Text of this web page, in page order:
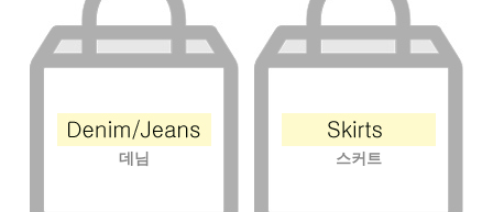
데님 스커트